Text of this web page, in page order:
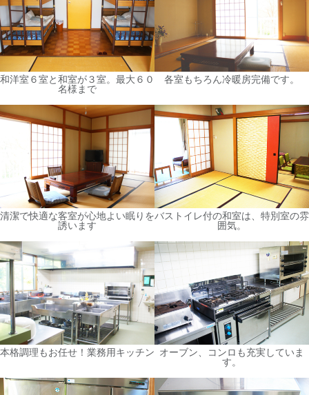
和洋室６室と和室が３室。最大６０
名様まで
各室もちろん冷暖房完備です。
清潔で快適な客室が心地よい眠りを
誘います
バストイレ付の和室は、特別室の雰
囲気。
本格調理もお任せ！業務用キッチン オーブン、コンロも充実していま
す。